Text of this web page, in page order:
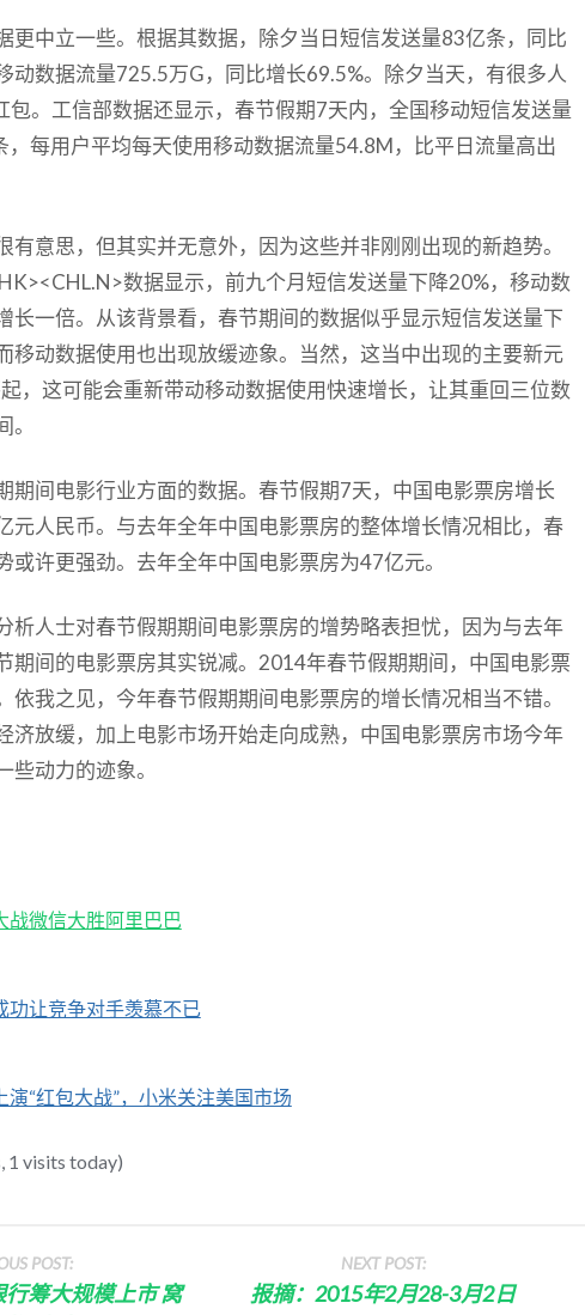
更中立一些。根据其数据，除夕当日短信发送量83亿条，同比
动数据流量725.5万G，同比增长69.5%。除夕当天，有很多人
包。工信部数据还显示，春节假期7天内，全国移动短信发送量
，每用户平均每天使用移动数据流量54.8M，比平日流量高出
有意思，但其实并无意外，因为这些并非刚刚出现的新趋势。
数据显示，前九个月短信发送量下降20%，移动数
长一倍。从该背景看，春节期间的数据似乎显示短信发送量下
移动数据使用也出现放缓迹象。当然，这当中出现的主要新元
，这可能会重新带动移动数据使用快速增长，让其重回三位数
期间电影行业方面的数据。春节假期7天，中国电影票房增长
元人民币。与去年全年中国电影票房的整体增长情况相比，春
或许更强劲。去年全年中国电影票房为47亿元。
析人士对春节假期期间电影票房的增势略表担忧，因为与去年
期间的电影票房其实锐减。2014年春节假期期间，中国电影票
依我之见，今年春节假期期间电影票房的增长情况相当不错。
济放缓，加上电影市场开始走向成熟，中国电影票房市场今年
些动力的迹象。
战微信大胜阿里巴巴
功让竞争对手羡慕不已
演“红包大战”，小米关注美国市场
1 visits today)
POST:
筹大规模上市 窝
NEXT POST:
报摘：2015年2月28-3月2日